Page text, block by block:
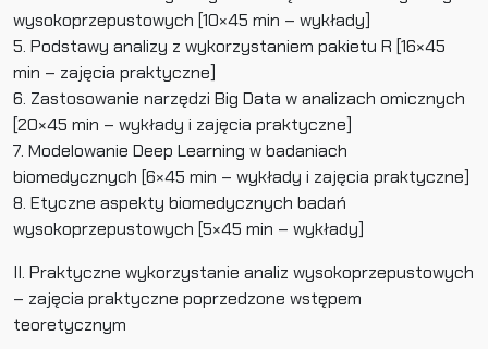
wysokoprzepustowych [10×45 min – wykłady]
5. Podstawy analizy z wykorzystaniem pakietu R [16×45
min – zajęcia praktyczne]
6. Zastosowanie narzędzi Big Data w analizach omicznych
[20×45 min – wykłady i zajęcia praktyczne]
7. Modelowanie Deep Learning w badaniach
biomedycznych [6×45 min – wykłady i zajęcia praktyczne]
8. Etyczne aspekty biomedycznych badań
wysokoprzepustowych [5×45 min – wykłady]
II. Praktyczne wykorzystanie analiz wysokoprzepustowych
– zajęcia praktyczne poprzedzone wstępem
teoretycznym